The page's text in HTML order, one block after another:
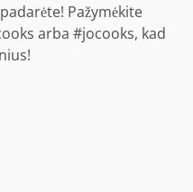
Pažymėkite
arba #jocooks, kad